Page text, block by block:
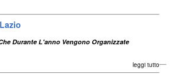
Durante L'anno Vengono Organizzate
leggi tutto